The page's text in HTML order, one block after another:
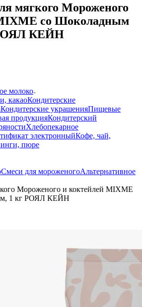
мягкого Мороженого
со Шоколадным
КЕЙН
молоко
какаоКондитерские
Кондитерские украшенияПищевые
продукцияКондитерский
Хлебопекарное
электронныйКофе, чай,
пюре
Смеси для мороженогоАльтернативное
Мороженого и коктейлей MIXME
1 кг РОЯЛ КЕЙН